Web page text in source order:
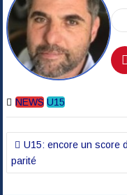
NEWS U15
Navigation
de
l’article
U15: encore un score
parité